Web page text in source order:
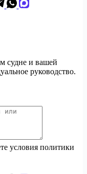
судне и вашей
руководство.
условия политики